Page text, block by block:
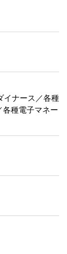
イナース／各種
各種電子マネー